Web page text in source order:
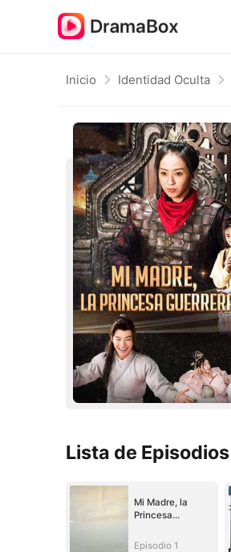
Inicio Identidad Oculta
Lista de Episodios
Mi Madre, la
Princesa
Episodio 1